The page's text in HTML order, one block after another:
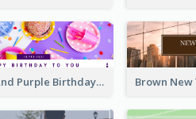
White And Purple Birthday Email Header